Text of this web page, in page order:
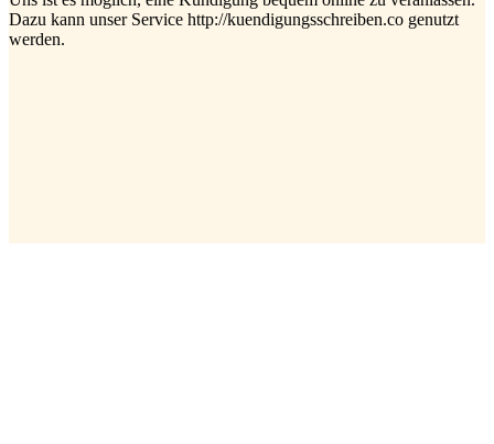
Dazu kann unser Service http://kuendigungsschreiben.co genutzt
werden.